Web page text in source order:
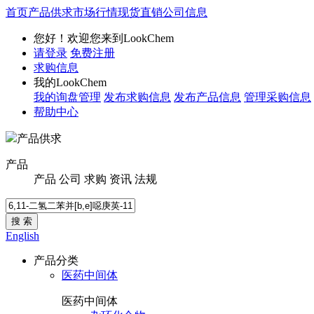
首页产品供求市场行情现货直销公司信息
您好！欢迎您来到LookChem
请登录 免费注册
求购信息
我的LookChem
我的询盘管理 发布求购信息 发布产品信息 管理采购信息
帮助中心
产品供求
产品
产品 公司 求购 资讯 法规
搜 索
English
产品分类
医药中间体
医药中间体